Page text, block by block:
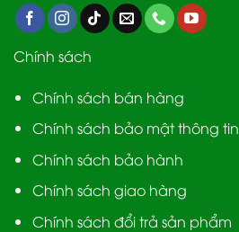
Chính sách
Chính sách bán hàng
Chính sách bảo mật thông tin
Chính sách bảo hành
Chính sách giao hàng
Chính sách đổi trả sản phẩm